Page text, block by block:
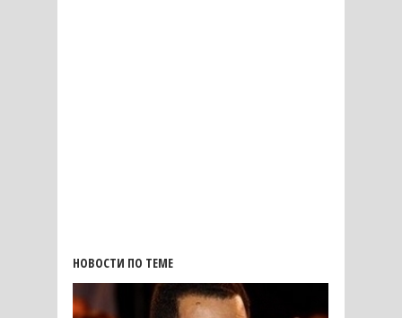
НОВОСТИ ПО ТЕМЕ